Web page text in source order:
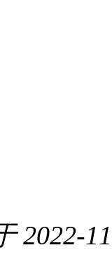
2022-